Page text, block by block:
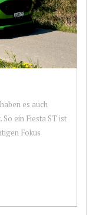
es auch
ein Fiesta ST ist
Fokus